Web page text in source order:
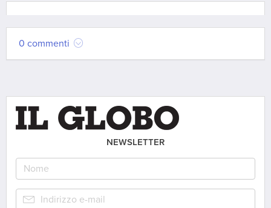
0 commenti
NEWSLETTER